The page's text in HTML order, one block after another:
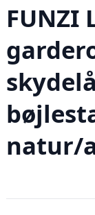
FUNZI
natur/